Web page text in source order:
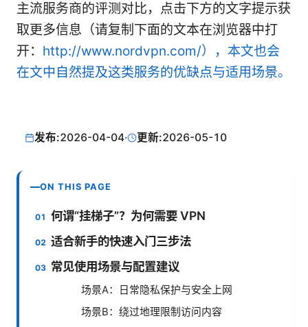
主流服务商的评测对比，点击下方的文字提示获
取更多信息（请复制下面的文本在浏览器中打
开： http://www.nordvpn.com/），本文也会
在文中自然提及这类服务的优缺点与适用场景。
发布:2026-04-04· 更新:2026-05-10
ON THIS PAGE
何谓“挂梯子”？为何需要 VPN
适合新手的快速入门三步法
常见使用场景与配置建议
场景A：日常隐私保护与安全上网
场景B：绕过地理限制访问内容